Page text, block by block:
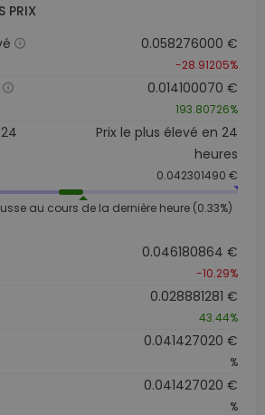
PRIX
0.058276000 €
-28.91205%
0.014100070 €
193.80726%
Prix le plus élevé en 24
heures
0.042301490 €
au cours de la dernière heure (0.33%)
0.046180864 €
-10.29%
0.028881281 €
43.44%
0.041427020 €
%
0.041427020 €
%